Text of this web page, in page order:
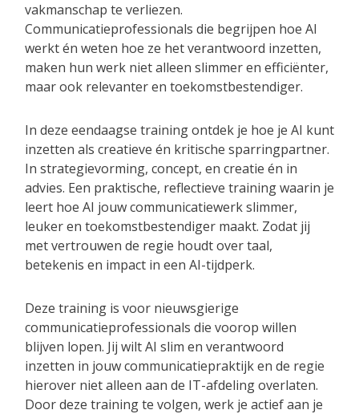
vakmanschap te verliezen.
Communicatieprofessionals die begrijpen hoe AI
werkt én weten hoe ze het verantwoord inzetten,
maken hun werk niet alleen slimmer en efficiënter,
maar ook relevanter en toekomstbestendiger.
In deze eendaagse training ontdek je hoe je AI kunt
inzetten als creatieve én kritische sparringpartner.
In strategievorming, concept, en creatie én in
advies. Een praktische, reflectieve training waarin je
leert hoe AI jouw communicatiewerk slimmer,
leuker en toekomstbestendiger maakt. Zodat jij
met vertrouwen de regie houdt over taal,
betekenis en impact in een AI-tijdperk.
Deze training is voor nieuwsgierige
communicatieprofessionals die voorop willen
blijven lopen. Jij wilt AI slim en verantwoord
inzetten in jouw communicatiepraktijk en de regie
hierover niet alleen aan de IT-afdeling overlaten.
Door deze training te volgen, werk je actief aan je